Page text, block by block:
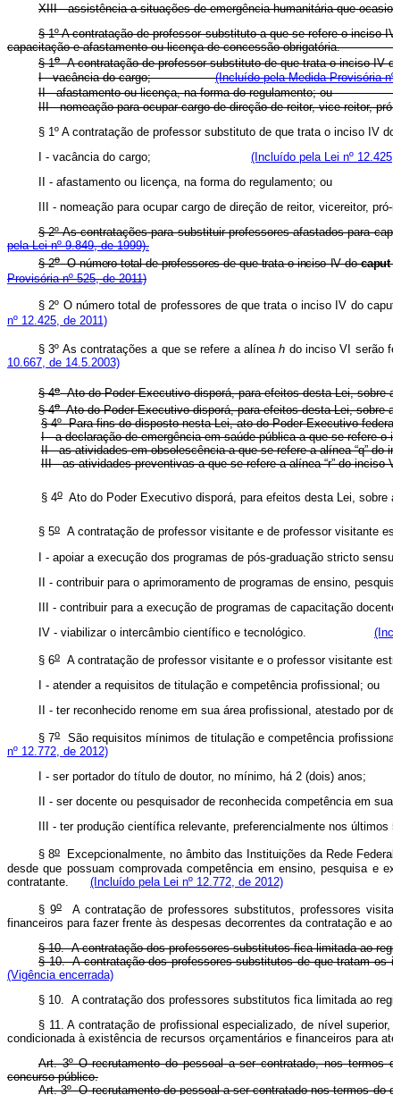
XIII - assistência a situações de emergência humanitária que
§ 1º A contratação de professor substituto a que se refere o inciso
capacitação e afastamento ou licença de concessão obrigatória.
§ 1oA contratação de professor substituto de que trata o inciso IV
I - vacância do cargo;(Incluído pela Medida Provisória
II - afastamento ou licença, na forma do
III - nomeação para ocupar cargo de direção de reitor, vice-reitor,
§ 1º A contratação de professor substituto de que trata o
I - vacância do cargo; (Incluído pela Lei nº
II - afastamento ou licença, na forma do
III - nomeação para ocupar cargo de direção de reitor, vicereitor,
§ 2º As contratações para substituir professores afastados para
pela Lei nº 9.849, de 1999).
§ 2oO número total de professores de que trata o inciso IV docaput
Provisória nº 525, de 2011)
§ 2º O número total de professores de que trata o inciso IV
nº 12.425, de 2011)
§ 3º As contratações a que se refere a alíneah do inciso VI
10.667, de 14.5.2003)
§ 4oAto do Poder Executivo disporá, para efeitos desta Lei,
§ 4oAto do Poder Executivo disporá, para efeitos desta Lei,
§ 4º Para fins do disposto nesta Lei, ato do Poder Executivo
I - a declaração de emergência em saúde pública a que se refere
II - as atividades em obsolescência a que se refere a alínea “q” do
III - as atividades preventivas a que se refere a alínea “r” do inciso
§ 4oAto do Poder Executivo disporá, para efeitos desta Lei,
§ 5o A contratação de professor visitante e de professor visitante
I - apoiar a execução dos programas de pós-graduação stricto sensu
II - contribuir para o aprimoramento de programas de
III - contribuir para a execução de programas de
IV - viabilizar o intercâmbio científico e tecnológico.
§ 6o A contratação de professor visitante e o professor visitante
I - atender a requisitos de titulação e competência
II - ter reconhecido renome em sua área profissional,
§ 7oSão requisitos mínimos de titulação e competência
nº 12.772, de 2012)
I - ser portador do título de doutor, no mínimo, há 2 (dois) anos;
II - ser docente ou pesquisador de reconhecida competência em
III - ter produção científica relevante, preferencialmente nos
§ 8o
Excepcionalmente, no âmbito das Instituições da Rede
desde que possuam comprovada competência em ensino, pesquisa e
contratante. (Incluído pela Lei nº 12.772, de 2012)
§ 9oA contratação de professores substitutos, professores
financeiros para fazer frente às despesas decorrentes da
§ 10. A contratação dos professores substitutos fica limitada
§ 10. A contratação dos professores substitutos de que tratam
(Vigência encerrada)
§ 10. A contratação dos professores substitutos fica limitada
§ 11. A contratação de profissional especializado, de nível
condicionada à existência de recursos orçamentários e financeiros para
Art. 3º O recrutamento do pessoal a ser contratado, nos
concurso público.
Art. 3º O recrutamento do pessoal a ser contratado nos termos